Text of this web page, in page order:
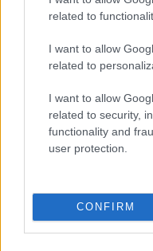
related to
I want to allow
related to
I want to allow
related to security,
functionality and
user protection.
CONFIRM
Γερμανία: Νέα
Βερολίνο μετά τον
στη Λειψία